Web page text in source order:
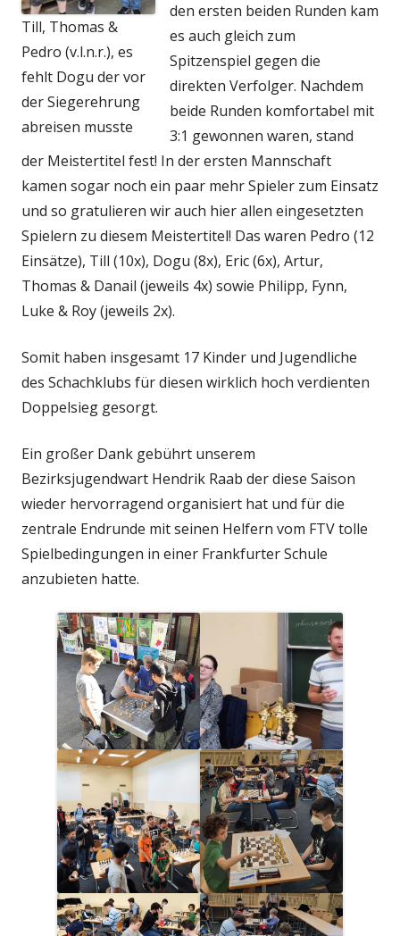
Till, Thomas &
Pedro (v.l.n.r.), es
fehlt Dogu der vor
der Siegerehrung
abreisen musste
den ersten beiden Runden kam
es auch gleich zum
Spitzenspiel gegen die
direkten Verfolger. Nachdem
beide Runden komfortabel mit
3:1 gewonnen waren, stand
der Meistertitel fest! In der ersten Mannschaft
kamen sogar noch ein paar mehr Spieler zum Einsatz
und so gratulieren wir auch hier allen eingesetzten
Spielern zu diesem Meistertitel! Das waren Pedro (12
Einsätze), Till (10x), Dogu (8x), Eric (6x), Artur,
Thomas & Danail (jeweils 4x) sowie Philipp, Fynn,
Luke & Roy (jeweils 2x).
Somit haben insgesamt 17 Kinder und Jugendliche
des Schachklubs für diesen wirklich hoch verdienten
Doppelsieg gesorgt.
Ein großer Dank gebührt unserem
Bezirksjugendwart Hendrik Raab der diese Saison
wieder hervorragend organisiert hat und für die
zentrale Endrunde mit seinen Helfern vom FTV tolle
Spielbedingungen in einer Frankfurter Schule
anzubieten hatte.